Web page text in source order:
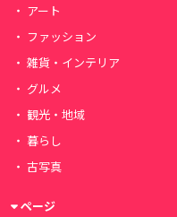
アート
ファッション
雑貨・インテリア
グルメ
観光・地域
暮らし
古写真
ページ